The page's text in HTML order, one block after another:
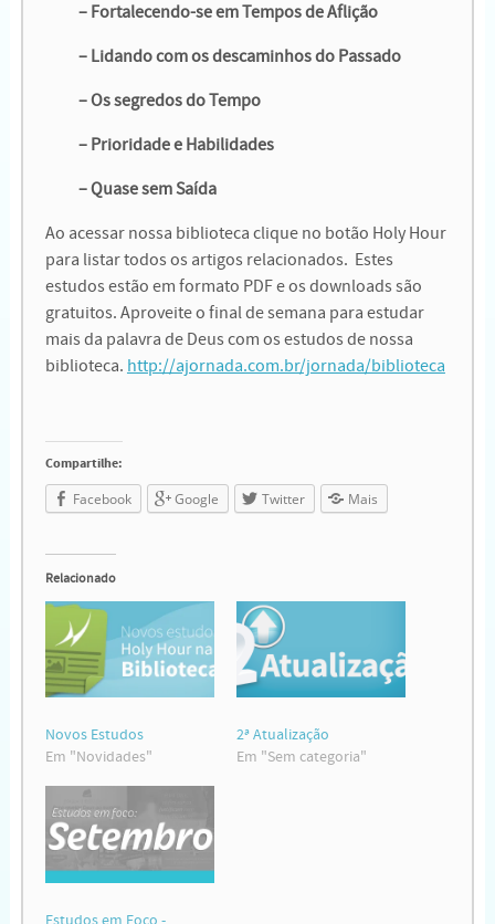
– Fortalecendo-se em Tempos de Aflição
– Lidando com os descaminhos do Passado
– Os segredos do Tempo
– Prioridade e Habilidades
– Quase sem Saída
Ao acessar nossa biblioteca clique no botão Holy Hour
para listar todos os artigos relacionados. Estes
estudos estão em formato PDF e os downloads são
gratuitos. Aproveite o final de semana para estudar
mais da palavra de Deus com os estudos de nossa
biblioteca. http://ajornada.com.br/jornada/biblioteca
Compartilhe:
Facebook Google Twitter Mais
Relacionado
Novos Estudos
Em "Novidades"
2ª Atualização
Em "Sem categoria"
Estudos em Foco -